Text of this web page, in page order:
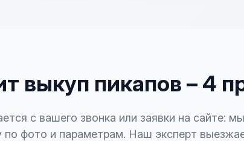
выкуп пикапов – 4
с вашего звонка или заявки на сайте:
по фото и параметрам. Наш эксперт